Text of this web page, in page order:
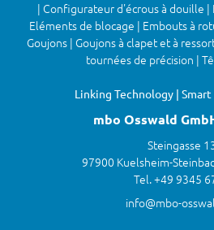
| Configurateur d'écrous à douille |
Eléments de blocage | Embouts à
Goujons | Goujons à clapet et à
tournées de précision |
Linking Technology |
mbo Osswald
Steingasse
97900 Kuelsheim-
Tel. +49 9345
info@mbo-